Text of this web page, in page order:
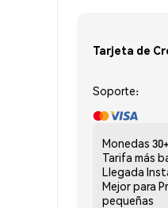
Tarjeta de
Soporte:
Monedas 30+
Tarifa más
Llegada
Mejor para
pequeñas